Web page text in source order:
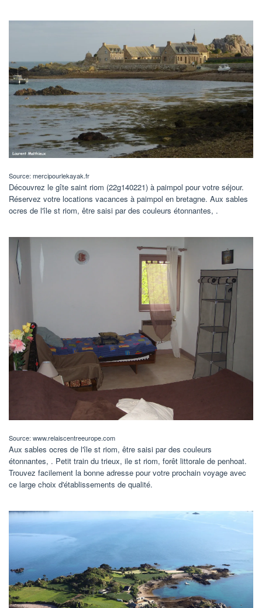
Source: mercipourlekayak.fr
Découvrez le gîte saint riom (22g140221) à paimpol pour votre séjour.
Réservez votre locations vacances à paimpol en bretagne. Aux sables
ocres de l'île st riom, être saisi par des couleurs étonnantes, .
Source: www.relaiscentreeurope.com
Aux sables ocres de l'île st riom, être saisi par des couleurs
étonnantes, . Petit train du trieux, ile st riom, forêt littorale de penhoat.
Trouvez facilement la bonne adresse pour votre prochain voyage avec
ce large choix d'établissements de qualité.